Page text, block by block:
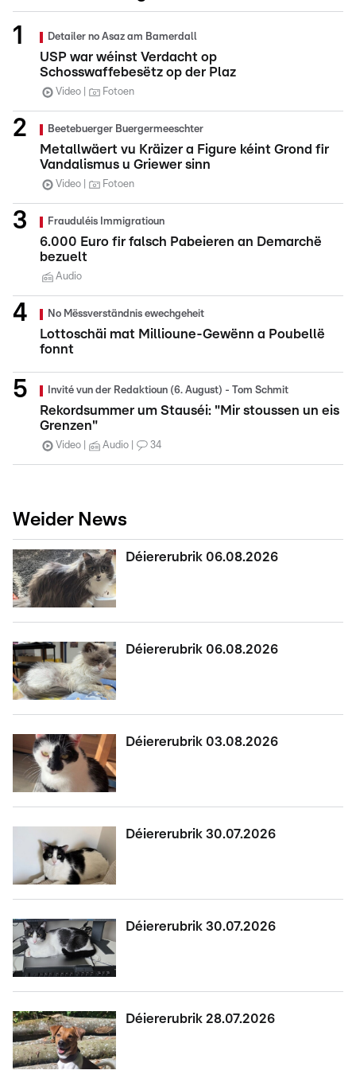
Detailer no Asaz am Bamerdall
USP war wéinst Verdacht op
Schosswaffebesëtz op der Plaz
Video Fotoen
Beetebuerger Buergermeeschter
Metallwäert vu Kräizer a Figure kéint Grond fir
Vandalismus u Griewer sinn
Video Fotoen
Frauduléis Immigratioun
6.000 Euro fir falsch Pabeieren an Demarchë
bezuelt
Audio
No Mëssverständnis ewechgeheit
Lottoschäi mat Millioune-Gewënn a Poubellë
fonnt
Invité vun der Redaktioun (6. August) - Tom Schmit
Rekordsummer um Stauséi: "Mir stoussen un eis
Grenzen"
Video Audio 34
Weider News
Déiererubrik 06.08.2026
Déiererubrik 06.08.2026
Déiererubrik 03.08.2026
Déiererubrik 30.07.2026
Déiererubrik 30.07.2026
Déiererubrik 28.07.2026